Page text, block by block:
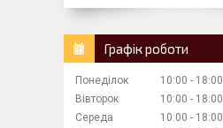
Графік роботи
Понеділок 10:00
18:00
Вівторок
10:00
18:00
Середа
10:00
18:00